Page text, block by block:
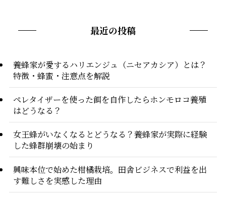
最近の投稿
養蜂家が愛するハリエンジュ（ニセアカシア）とは？
特徴・蜂蜜・注意点を解説
ペレタイザーを使った餌を自作したらホンモロコ養殖
はどうなる？
女王蜂がいなくなるとどうなる？養蜂家が実際に経験
した蜂群崩壊の始まり
興味本位で始めた柑橘栽培。田舎ビジネスで利益を出
す難しさを実感した理由